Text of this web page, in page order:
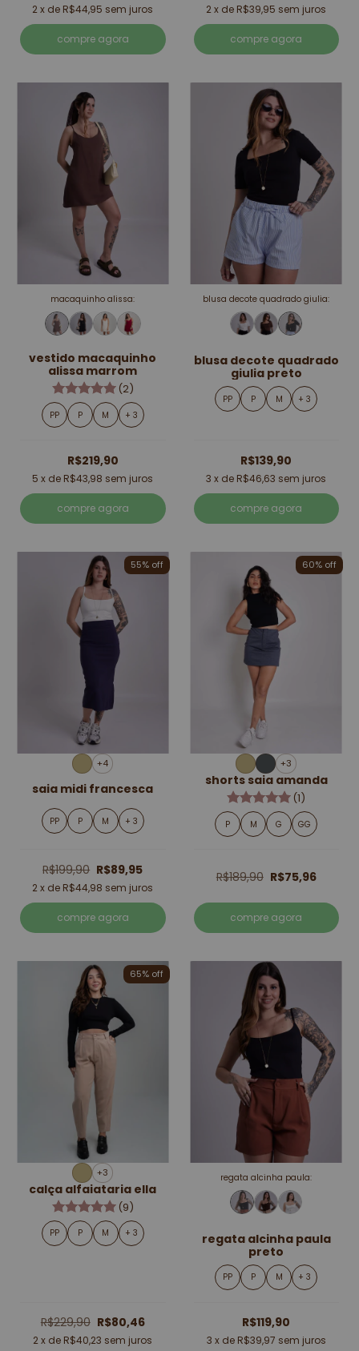
2x de R$44,95 sem juros
compre agora
2x de R$39,95 sem juros
compre agora
macaquinho alissa:
vestido macaquinho
alissa marrom
(2)
PP P M + 3
R$219,90
5 x de R$43,98 sem juros
compre agora
blusa decote quadrado giulia:
blusa decote quadrado
giulia preto
PP P M + 3
R$139,90
3 x de R$46,63 sem juros
compre agora
55% off
+4
saia midi francesca
PP P M + 3
R$199,90 R$89,95
2x de R$44,98 sem juros
compre agora
60% off
+3
shorts saia amanda
(1)
P M G GG
R$189,90 R$75,96
compre agora
65% off
+3
calça alfaiataria ella
(9)
PP P M + 3
R$229,90 R$80,46
2x de R$40,23 sem juros
regata alcinha paula:
regata alcinha paula
preto
PP P M + 3
R$119,90
3 x de R$39,97 sem juros